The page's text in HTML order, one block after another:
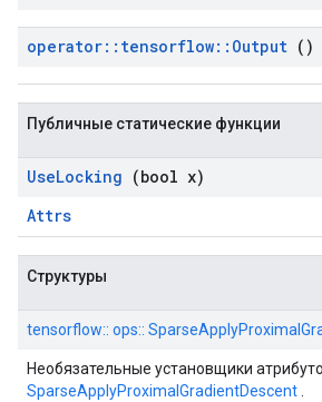
operator:: tensorflow:: Output ()
Публичные статические функции
UseLocking (bool x)
Attrs
Структуры
tensorflow:: ops::
Необязательные установщики
SparseApplyProximalGradientDescent